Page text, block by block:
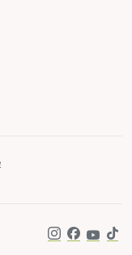
Instagram
Facebook